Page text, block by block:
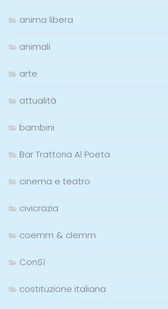
anima libera
animali
arte
attualità
bambini
Bar Trattoria Al Poeta
cinema e teatro
civicrazia
coemm & clemm
ConSì
costituzione italiana